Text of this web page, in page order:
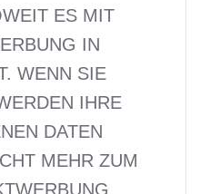
ES MIT
IN
WENN SIE
IHRE
DATEN
MEHR ZUM